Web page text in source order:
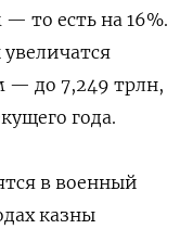
то есть на 16%.
— до 7,249 трлн,
года.
в военный
казны